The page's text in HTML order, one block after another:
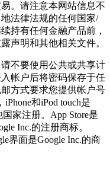
。请注意本网站信息不
法律法规的任何国家/
持有任何金融产品前，
声明和其他相关文件。
不要使用公共或共享计
帐户后将密码保存于任
方式要求您提供帐户号
和iPod touch是
家注册。App Store是
Inc.的注册商标。
界面是Google Inc.的商